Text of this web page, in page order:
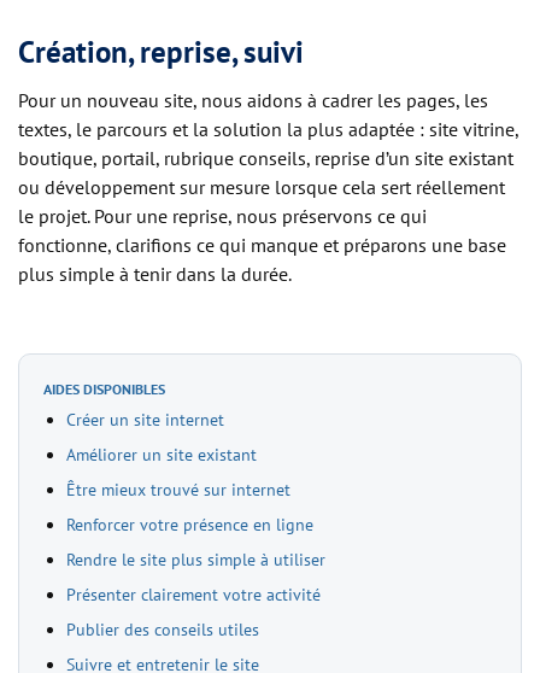
Création, reprise, suivi
Pour un nouveau site, nous aidons à cadrer les pages, les
textes, le parcours et la solution la plus adaptée : site vitrine,
boutique, portail, rubrique conseils, reprise d’un site existant
ou développement sur mesure lorsque cela sert réellement
le projet. Pour une reprise, nous préservons ce qui
fonctionne, clarifions ce qui manque et préparons une base
plus simple à tenir dans la durée.
AIDES DISPONIBLES
Créer un site internet
Améliorer un site existant
Être mieux trouvé sur internet
Renforcer votre présence en ligne
Rendre le site plus simple à utiliser
Présenter clairement votre activité
Publier des conseils utiles
Suivre et entretenir le site